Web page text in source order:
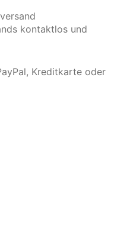
kontaktlos und
Kreditkarte oder